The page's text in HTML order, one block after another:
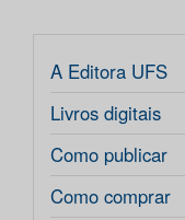
A Editora UFS
Livros digitais
Como publicar
Como comprar